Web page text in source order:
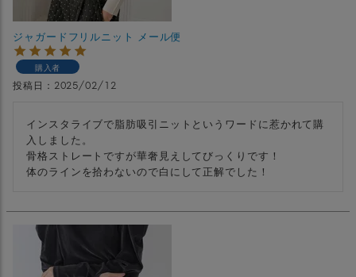
ジャガードフリルニット メール便
購入者
投稿日 2025/02/12
インスタライブで脂肪吸引ニットというワードに惹かれて購
入しました。
骨格ストレートですが華奢見えしてびっくりです！
体のラインを拾わないので白にして正解でした！